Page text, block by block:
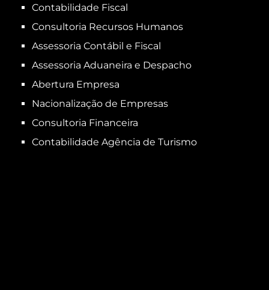
Contabilidade Fiscal
Consultoria Recursos Humanos
Assessoria Contábil e Fiscal
Assessoria Aduaneira e Despacho
Abertura Empresa
Nacionalização de Empresas
Consultoria Financeira
Contabilidade Agência de Turismo